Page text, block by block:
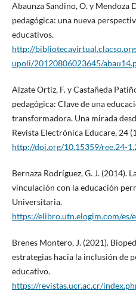
Abaunza Sandino, O. y Mendoza
pedagógica: una nueva
educativos.
http://
upoli/20120806023645/
Alzate Ortiz, F. y Castañeda
pedagógica: Clave de una
transformadora. Una mirada
Revista Electrónica Educare, 24
http://doi.org/10.15359/ree.24-
Bernaza Rodríguez, G. J. (2014).
vinculación con la educación
Universitaria.
https://elibro.utn.elogim.com/
Brenes Montero, J. (2021).
estrategias hacia la inclusión de
educativo.
https://revistas.ucr.ac.cr/